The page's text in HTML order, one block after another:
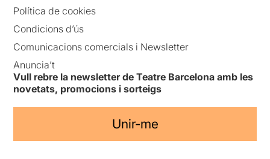
Política de cookies
Condicions d’ús
Comunicacions comercials i Newsletter
Anuncia’t
Vull rebre la newsletter de Teatre Barcelona amb les
novetats, promocions i sorteigs
Unir-me